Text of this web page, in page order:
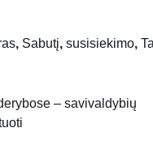
, Sabutį, susisiekimo,
– savivaldybių